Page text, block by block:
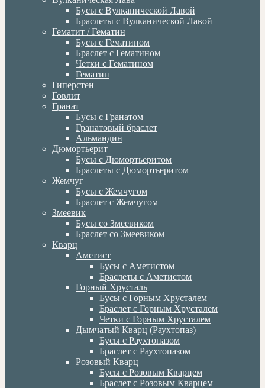
Бусы с Вулканической Лавой
Браслеты с Вулканической Лавой
Гематит / Гематин
Бусы с Гематином
Браслет с Гематином
Четки с Гематином
Гематин
Гиперстен
Говлит
Гранат
Бусы с Гранатом
Гранатовый браслет
Альмандин
Дюмортьерит
Бусы с Дюмортьеритом
Браслеты с Дюмортьеритом
Жемчуг
Бусы с Жемчугом
Браслет с Жемчугом
Змеевик
Бусы со Змеевиком
Браслет со Змеевиком
Кварц
Аметист
Бусы с Аметистом
Браслеты с Аметистом
Горный Хрусталь
Бусы с Горным Хрусталем
Браслет с Горным Хрусталем
Четки с Горным Хрусталем
Дымчатый Кварц (Раухтопаз)
Бусы с Раухтопазом
Браслет с Раухтопазом
Розовый Кварц
Бусы с Розовым Кварцем
Браслет с Розовым Кварцем